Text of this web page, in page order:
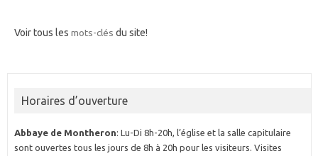
Voir tous les mots-clés du site!
Horaires d’ouverture
Abbaye de Montheron: Lu-Di 8h-20h, l’église et la salle capitulaire
sont ouvertes tous les jours de 8h à 20h pour les visiteurs. Visites